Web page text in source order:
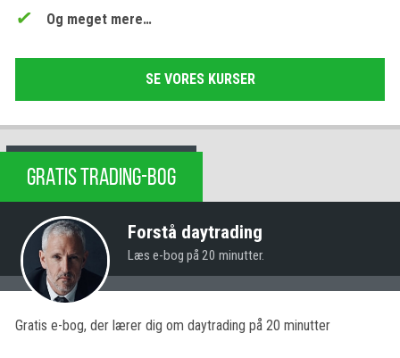
Og meget mere…
SE VORES KURSER
GRATIS TRADING-BOG
Forstå daytrading
Læs e-bog på 20 minutter.
Gratis e-bog, der lærer dig om daytrading på 20 minutter